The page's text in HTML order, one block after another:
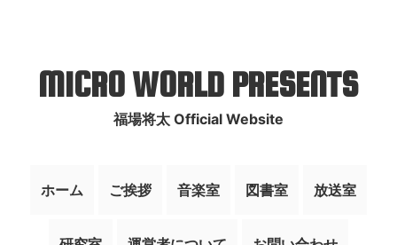
MICRO WORLD PRESENTS
福場将太 Official Website
ホーム ご挨拶 音楽室 図書室 放送室